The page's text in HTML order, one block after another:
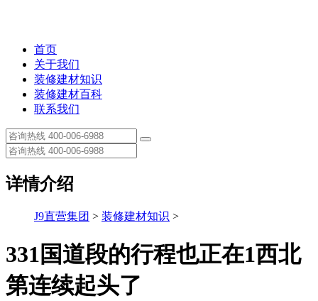
首页
关于我们
装修建材知识
装修建材百科
联系我们
详情介绍
J9直营集团 > 装修建材知识 >
331国道段的行程也正在1西北
第连续起头了